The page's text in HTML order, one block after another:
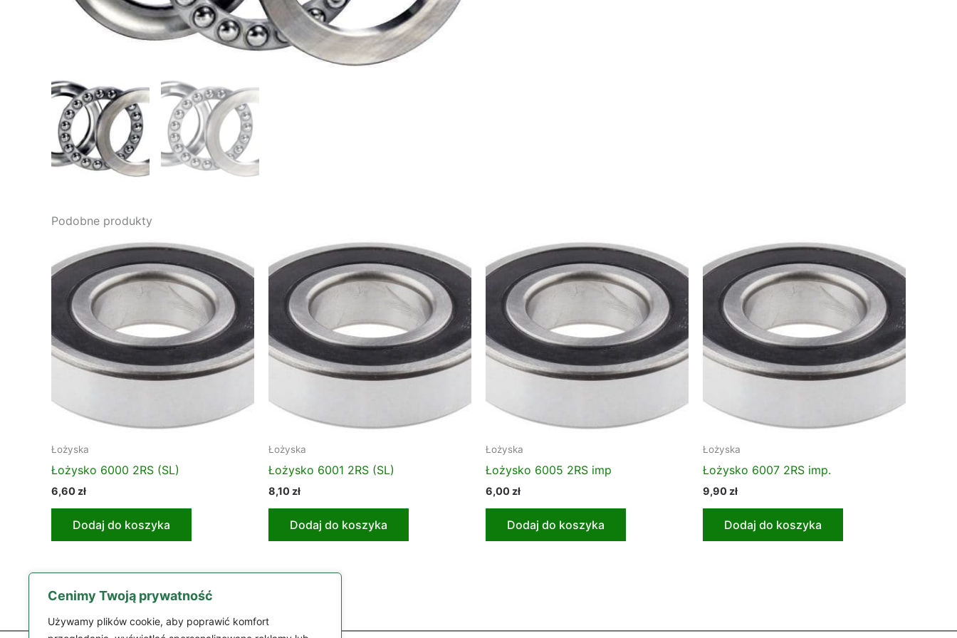
Cenimy Twoją prywatność
Używamy plików cookie, aby poprawić komfort
Podobne produkty
Łożyska
Łożysko 6000 2RS (SL)
6,60 zł
Dodaj do koszyka
Łożyska
Łożysko 6001 2RS (SL)
8,10 zł
Dodaj do koszyka
Łożyska
Łożysko 6005 2RS imp
6,00 zł
Dodaj do koszyka
Łożyska
Łożysko 6007 2RS imp.
9,90 zł
Dodaj do koszyka